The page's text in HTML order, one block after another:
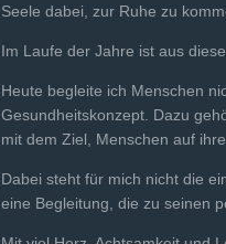
Seele dabei, zur Ruhe zu
Im Laufe der Jahre ist aus
Heute begleite ich Menschen
Gesundheitskonzept. Dazu
mit dem Ziel, Menschen auf
Dabei steht für mich nicht die
eine Begleitung, die zu seinen